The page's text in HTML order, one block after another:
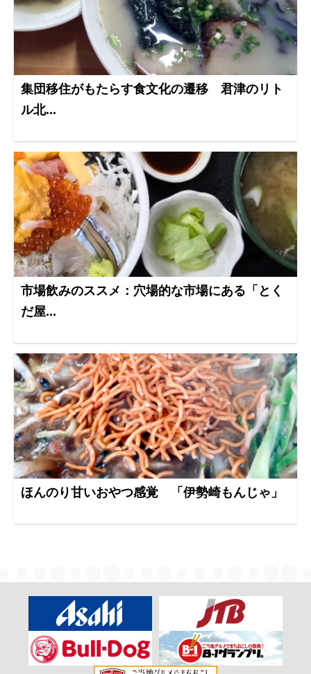
集団移住がもたらす食文化の遷移 君津のリト
ル北...
市場飲みのススメ：穴場的な市場にある「とく
だ屋...
ほんのり甘いおやつ感覚 「伊勢崎もんじゃ」